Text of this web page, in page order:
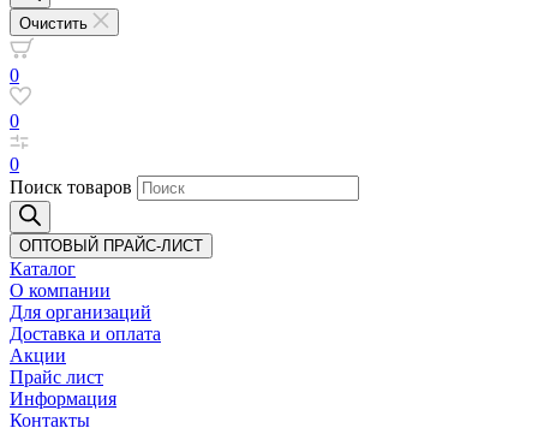
Очистить
0
0
0
Поиск товаров
ОПТОВЫЙ ПРАЙС-ЛИСТ
Каталог
О компании
Для организаций
Доставка и оплата
Акции
Прайс лист
Информация
Контакты